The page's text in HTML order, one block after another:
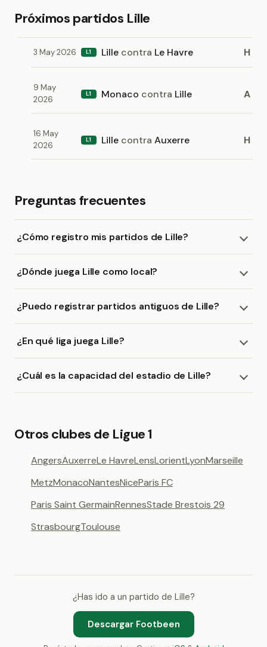
Próximos partidos Lille
3 May 2026 L1 Lille contra Le Havre H
9 May
2026
L1 Monaco contra Lille A
16 May
2026
L1 Lille contra Auxerre H
Preguntas frecuentes
¿Cómo registro mis partidos de Lille?
¿Dónde juega Lille como local?
¿Puedo registrar partidos antiguos de Lille?
¿En qué liga juega Lille?
¿Cuál es la capacidad del estadio de Lille?
Otros clubes de Ligue 1
AngersAuxerreLe HavreLensLorientLyonMarseille
MetzMonacoNantesNiceParis FC
Paris Saint GermainRennesStade Brestois 29
StrasbourgToulouse
¿Has ido a un partido de Lille?
Descargar Footbeen